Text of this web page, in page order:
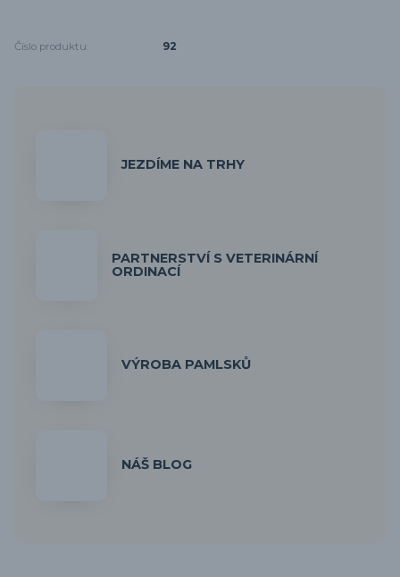
Číslo produktu: 92
JEZDÍME NA TRHY
PARTNERSTVÍ S VETERINÁRNÍ
ORDINACÍ
VÝROBA PAMLSKŮ
NÁŠ BLOG